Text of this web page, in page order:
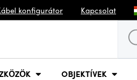
konfigurátor Kapcsolat
OBJEKTÍVEK